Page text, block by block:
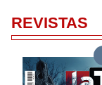
REVISTAS